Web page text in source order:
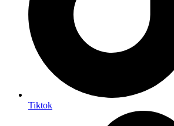
Tiktok